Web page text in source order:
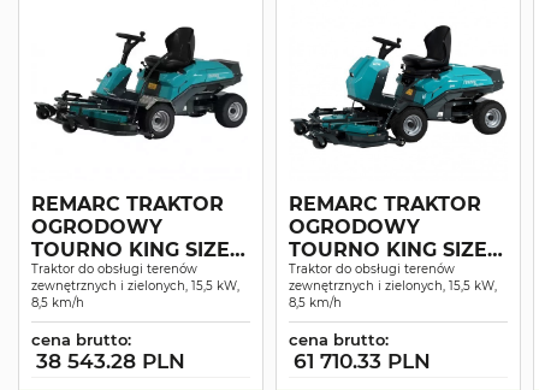
REMARC TRAKTOR
OGRODOWY
TOURNO KING SIZE 2
WD
Traktor do obsługi terenów
zewnętrznych i zielonych, 15,5 kW,
8,5 km/h
cena brutto:
38 543.28 PLN
REMARC TRAKTOR
OGRODOWY
TOURNO KING SIZE 4
WD SERVO
Traktor do obsługi terenów
zewnętrznych i zielonych, 15,5 kW,
8,5 km/h
cena brutto:
61 710.33 PLN